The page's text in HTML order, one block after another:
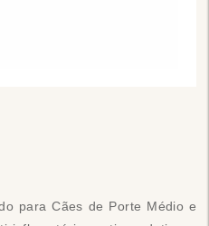
para Cães de Porte Médio e